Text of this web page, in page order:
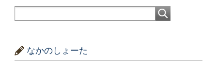
なかのしょーた